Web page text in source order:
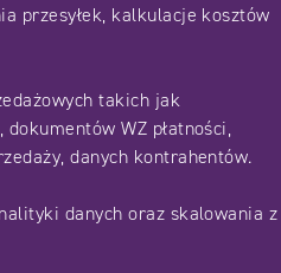
przesyłek, kalkulacje kosztów
takich jak
WZ płatności,
danych kontrahentów.
danych oraz skalowania z